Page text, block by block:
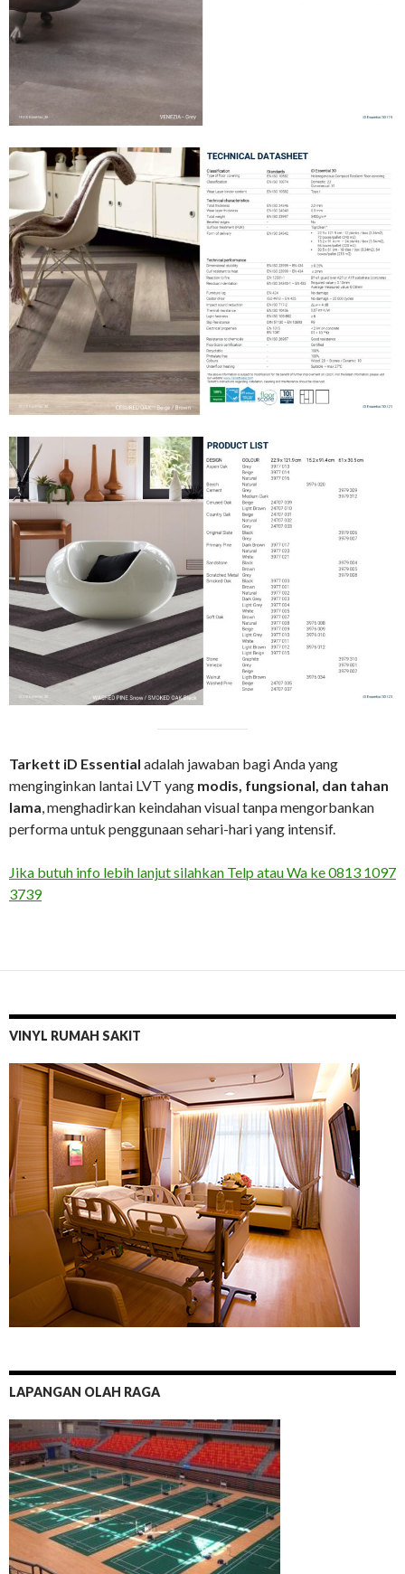
Tarkett iD Essential adalah jawaban bagi Anda yang
menginginkan lantai LVT yang modis, fungsional, dan tahan
lama, menghadirkan keindahan visual tanpa mengorbankan
performa untuk penggunaan sehari-hari yang intensif.
Jika butuh info lebih lanjut silahkan Telp atau Wa ke 0813 1097
3739
VINYL RUMAH SAKIT
LAPANGAN OLAH RAGA